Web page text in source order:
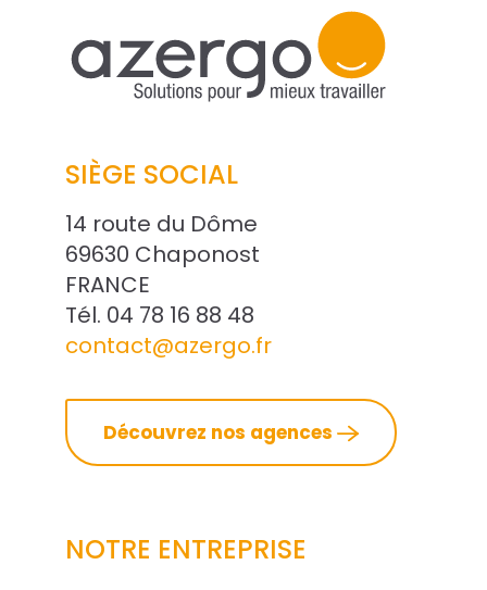
SIÈGE SOCIAL
14 route du Dôme
69630 Chaponost
FRANCE
Tél. 04 78 16 88 48
contact@azergo.fr
Découvrez nos agences
NOTRE ENTREPRISE